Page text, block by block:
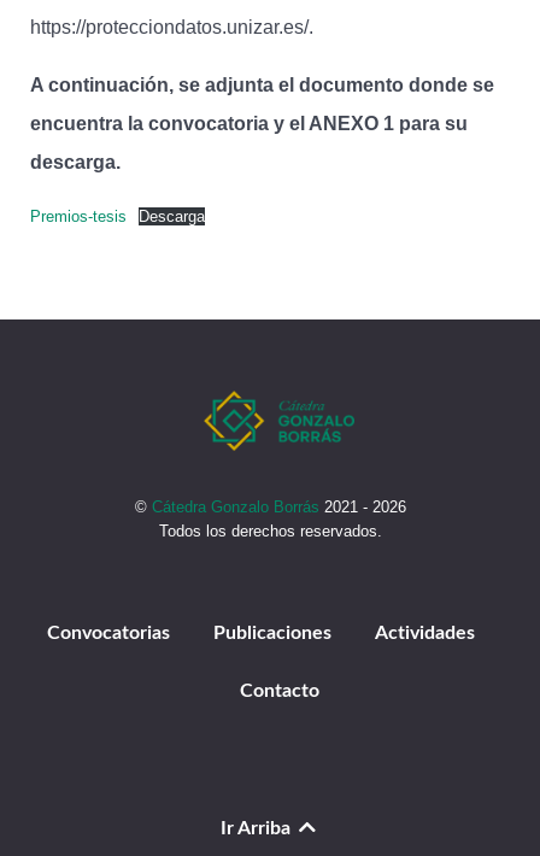
https://protecciondatos.unizar.es/.
A continuación, se adjunta el documento donde se
encuentra la convocatoria y el ANEXO 1 para su
descarga.
Premios-tesis Descarga
© Cátedra Gonzalo Borrás 2021 - 2026
Todos los derechos reservados.
Convocatorias Publicaciones Actividades
Contacto
Ir Arriba